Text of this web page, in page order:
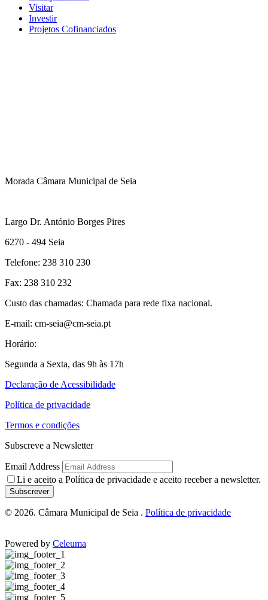
Visitar
Investir
Projetos Cofinanciados
Morada Câmara Municipal de Seia
Largo Dr. António Borges Pires
6270 - 494 Seia
Telefone: 238 310 230
Fax: 238 310 232
Custo das chamadas: Chamada para rede fixa nacional.
E-mail: cm-seia@cm-seia.pt
Horário:
Segunda a Sexta, das 9h às 17h
Declaração de Acessibilidade
Política de privacidade
Termos e condições
Subscreve a Newsletter
Email Address
Li e aceito a Política de privacidade e aceito receber a newsletter.
Subscrever
© 2026. Câmara Municipal de Seia . Política de privacidade
Powered by Celeuma